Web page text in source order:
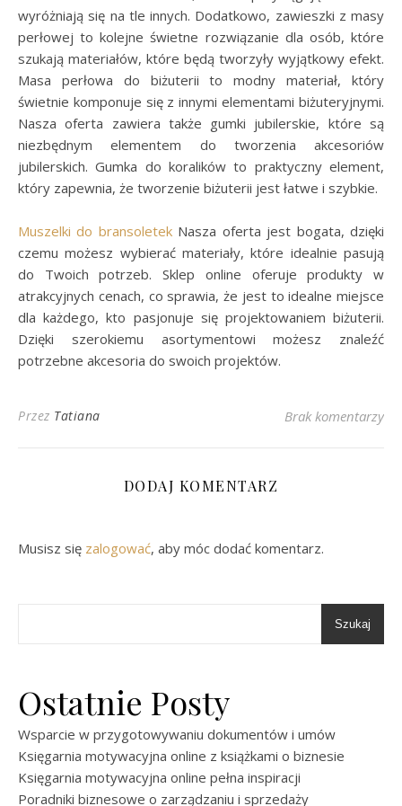
wyróżniają się na tle innych. Dodatkowo, zawieszki z masy
perłowej to kolejne świetne rozwiązanie dla osób, które
szukają materiałów, które będą tworzyły wyjątkowy efekt.
Masa perłowa do biżuterii to modny materiał, który
świetnie komponuje się z innymi elementami biżuteryjnymi.
Nasza oferta zawiera także gumki jubilerskie, które są
niezbędnym elementem do tworzenia akcesoriów
jubilerskich. Gumka do koralików to praktyczny element,
który zapewnia, że tworzenie biżuterii jest łatwe i szybkie.
Muszelki do bransoletekNasza oferta jest bogata, dzięki
czemu możesz wybierać materiały, które idealnie pasują
do Twoich potrzeb. Sklep online oferuje produkty w
atrakcyjnych cenach, co sprawia, że jest to idealne miejsce
dla każdego, kto pasjonuje się projektowaniem biżuterii.
Dzięki szerokiemu asortymentowi możesz znaleźć
potrzebne akcesoria do swoich projektów.
Przez Tatiana Brak komentarzy
DODAJ KOMENTARZ
Musisz się zalogować, aby móc dodać komentarz.
Szukaj
Ostatnie Posty
Wsparcie w przygotowywaniu dokumentów i umów
Księgarnia motywacyjna online z książkami o biznesie
Księgarnia motywacyjna online pełna inspiracji
Poradniki biznesowe o zarządzaniu i sprzedaży